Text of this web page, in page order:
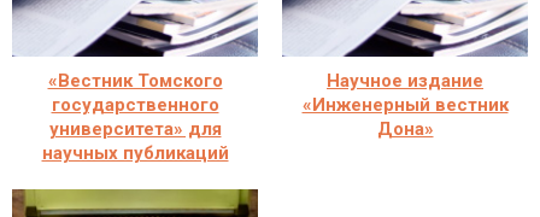
«Вестник Томского
государственного
университета» для
научных публикаций
Научное издание
«Инженерный вестник
Дона»